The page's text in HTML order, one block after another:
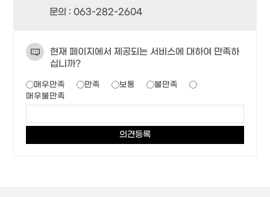
문의 :063-282-2604
현재 페이지에서 제공되는 서비스에 대하여 만족하
십니까?
매우만족 만족 보통
불만족
매우불만족